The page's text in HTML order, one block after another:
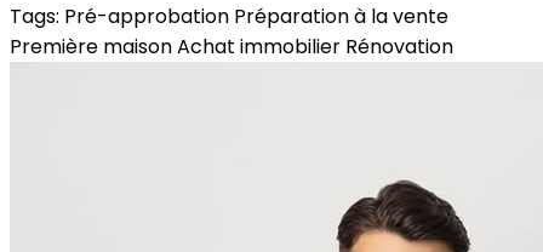
Tags: Pré-approbation Préparation à la vente
Première maisonAchat immobilier Rénovation